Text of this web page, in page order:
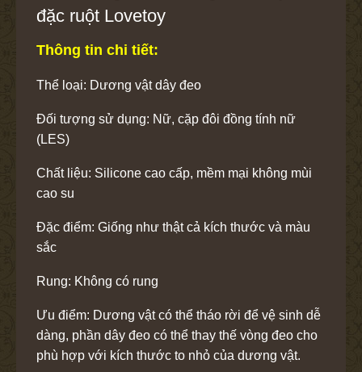
đặc ruột Lovetoy
Thông tin chi tiết:
Thể loại: Dương vật dây đeo
Đối tượng sử dụng: Nữ, cặp đôi đồng tính nữ
(LES)
Chất liệu: Silicone cao cấp, mềm mại không mùi
cao su
Đặc điểm: Giống như thật cả kích thước và màu
sắc
Rung: Không có rung
Ưu điểm: Dương vật có thể tháo rời để vệ sinh dễ
dàng, phần dây đeo có thể thay thế vòng đeo cho
phù hợp với kích thước to nhỏ của dương vật.